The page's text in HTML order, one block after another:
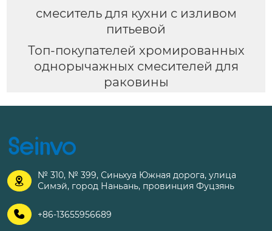
смеситель для кухни с изливом
питьевой
Топ-покупателей хромированных
однорычажных смесителей для
раковины

№ 310, № 399, Синьхуа Южная дорога, улица
Симэй, город Наньань, провинция Фуцзянь
 +86-13655956689